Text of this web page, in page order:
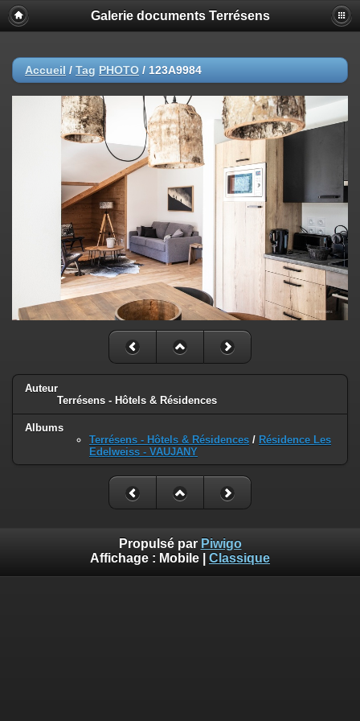
Galerie documents Terrésens
Accueil / Tag PHOTO / 123A9984
Auteur
Terrésens - Hôtels & Résidences
Albums
Terrésens - Hôtels & Résidences / Résidence Les
Edelweiss - VAUJANY
Propulsé par Piwigo
Affichage : Mobile Classique